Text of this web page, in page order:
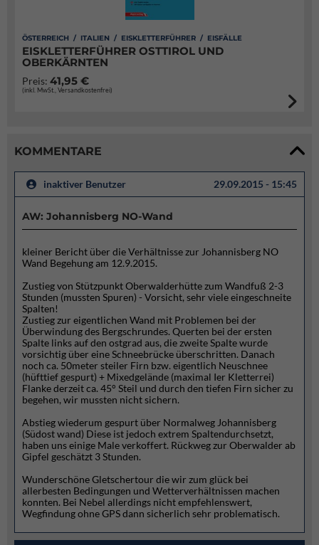
ÖSTERREICH / ITALIEN / EISKLETTERFÜHRER / EISFÄLLE
EISKLETTERFÜHRER OSTTIROL UND
OBERKÄRNTEN
Preis: 41,95 €
(inkl. MwSt., Versandkostenfrei)
KOMMENTARE
inaktiver Benutzer 29.09.2015 - 15:45
AW: Johannisberg NO-Wand
kleiner Bericht über die Verhältnisse zur Johannisberg NO
Wand Begehung am 12.9.2015.
Zustieg von Stützpunkt Oberwalderhütte zum Wandfuß 2-3
Stunden (mussten Spuren) - Vorsicht, sehr viele eingeschneite
Spalten!
Zustieg zur eigentlichen Wand mit Problemen bei der
Überwindung des Bergschrundes. Querten bei der ersten
Spalte links auf den ostgrad aus, die zweite Spalte wurde
vorsichtig über eine Schneebrücke überschritten. Danach
noch ca. 50meter steiler Firn bzw. eigentlich Neuschnee
(hüfttief gespurt) + Mixedgelände (maximal Ier Kletterrei)
Flanke derzeit ca. 45° Steil und durch den tiefen Firn sicher zu
begehen, wir mussten nicht sichern.
Abstieg wiederum gespurt über Normalweg Johannisberg
(Südost wand) Diese ist jedoch extrem Spaltendurchsetzt,
haben uns einige Male verkoffert. Rückweg zur Oberwalder ab
Gipfel geschätzt 3 Stunden.
Wunderschöne Gletschertour die wir zum glück bei
allerbesten Bedingungen und Wetterverhältnissen machen
konnten. Bei Nebel allerdings nicht empfehlenswert,
Wegfindung ohne GPS dann sicherlich sehr problematisch.